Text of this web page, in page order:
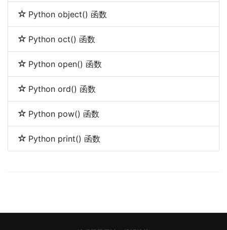
Python object() 函数
Python oct() 函数
Python open() 函数
Python ord() 函数
Python pow() 函数
Python print() 函数